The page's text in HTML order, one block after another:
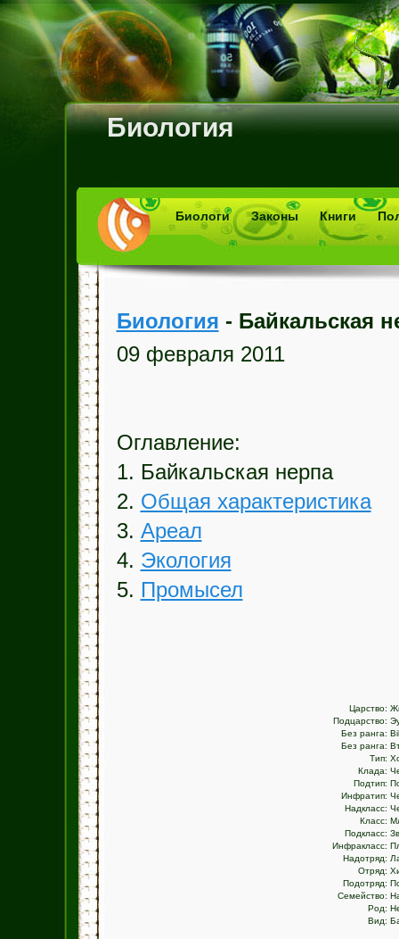
Биология
Биологи Законы Книги
Биология - Байкальская
09 февраля 2011
Оглавление:
1. Байкальская нерпа
2. Общая характеристика
3. Ареал
4. Экология
5. Промысел
Царство:
Подцарство:
Без ранга:
Без ранга:
Тип:
Клада:
Подтип:
Инфратип:
Надкласс:
Класс:
Подкласс:
Инфракласс:
Надотряд:
Отряд:
Подотряд:
Семейство:
Род:
Вид: